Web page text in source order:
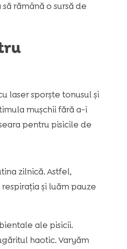
rămână o sursă de
laser sporște tonusul și
mușchii fără a-i
pentru pisicile de
zilnică. Astfel,
și luăm pauze
ale pisicii.
haotic. Varyăm